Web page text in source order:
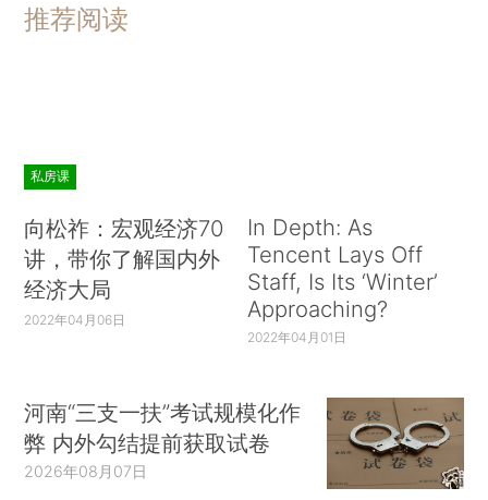
推荐阅读
私房课
向松祚：宏观经济70
讲，带你了解国内外
经济大局
2022年04月06日
In Depth: As
Tencent Lays Off
Staff, Is Its ‘Winter’
Approaching?
2022年04月01日
河南“三支一扶”考试规模化作
弊 内外勾结提前获取试卷
2026年08月07日